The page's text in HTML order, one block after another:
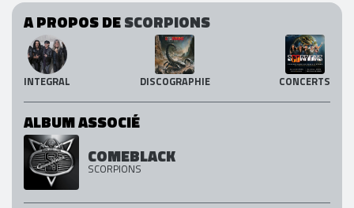
A PROPOS DESCORPIONS
INTEGRAL DISCOGRAPHIE CONCERTS
ALBUM ASSOCIÉ
COMEBLACK
SCORPIONS